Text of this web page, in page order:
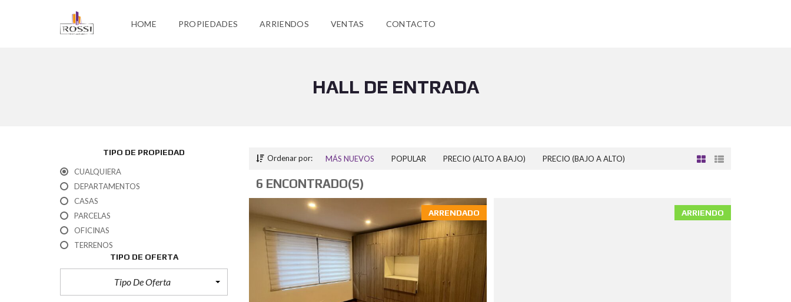
HOME PROPIEDADES ARRIENDOS VENTAS CONTACTO
HALL DE ENTRADA
TIPO DE PROPIEDAD
CUALQUIERA
DEPARTAMENTOS
CASAS
PARCELAS
OFICINAS
TERRENOS
TIPO DE OFERTA
Tipo De Oferta
Ordenar por: MÁS NUEVOS POPULAR PRECIO (ALTO A BAJO) PRECIO (BAJO A ALTO)
6 ENCONTRADO(S)
ARRENDADO ARRIENDO